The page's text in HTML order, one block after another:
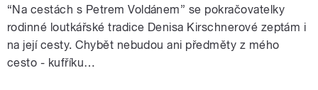
“Na cestách s Petrem Voldánem” se pokračovatelky
rodinné loutkářské tradice Denisa Kirschnerové zeptám i
na její cesty. Chybět nebudou ani předměty z mého
cesto - kufříku…